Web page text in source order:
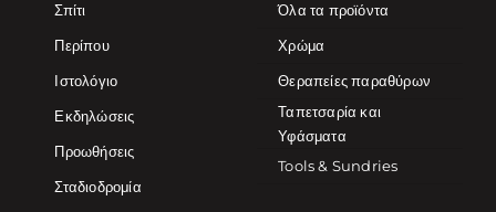
Σπίτι
Περίπου
Ιστολόγιο
Εκδηλώσεις
Προωθήσεις
Σταδιοδρομία
Όλα τα προϊόντα
Χρώμα
Θεραπείες παραθύρων
Ταπετσαρία και
Υφάσματα
Tools & Sundries